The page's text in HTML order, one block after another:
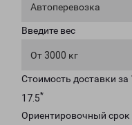
Автоперевозка
Введите вес
От 3000 кг
Стоимость доставки
17.5*
Ориентировочный срок